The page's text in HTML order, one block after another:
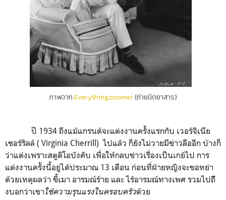
ภาพจากEverythingzoomer(ถ่ายนิตยาสาร)
ปี 1934 ถึงแม้แกรนต์จะแต่งงานครั้งแรกกับ เวอร์จิเนีย
เชอร์ริลล์ ( Virginia Cherrill) ไปแล้ว ก็ยังไม่วายมีข่าวลืออีก บ้างก็
ว่าแต่งเพราะสตูดิโอบังคับ เพื่อให้กลบข่าวเรื่องเป็นเกย์ไป การ
แต่งงานครั้งนี้อยู่ได้ประมาณ 13 เดือน ก่อนที่ฝ่ายหญิงจะขอหย่า
ด้วยเหตุผลว่า ขี้เมา อารมณ์ร้าย และ ไร้อารมณ์ทางเพศ รวมไปถัึ
งบอกว่าเขาใช้ความรุนแรงในครอบครัวด้วย